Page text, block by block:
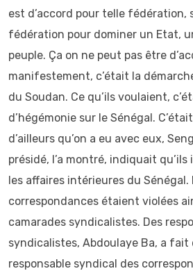
est d’accord pour telle fédération,
fédération pour dominer un Etat,
peuple. Ça on ne peut pas être
manifestement, c’était la
du Soudan. Ce qu’ils voulaient,
d’hégémonie sur le Sénégal.
d’ailleurs qu’on a eu avec eux,
présidé, l’a montré, indiquait
les affaires intérieures du Sénégal.
correspondances étaient violées
camarades syndicalistes. Des
syndicalistes, Abdoulaye Ba, a fait
responsable syndical des